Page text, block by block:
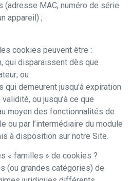
MAC, numéro de série
appareil) ;
cookies peuvent être :
qui disparaissent dès que
ou
demeurent jusqu’à expiration
ou jusqu’à ce que
moyen des fonctionnalités de
ou par l’intermédiaire du module
à disposition sur notre Site.
« familles » de cookies ?
(ou grandes catégories) de